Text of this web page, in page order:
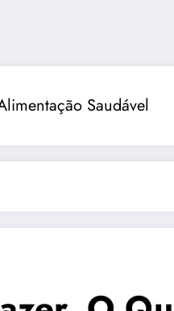
Saudável